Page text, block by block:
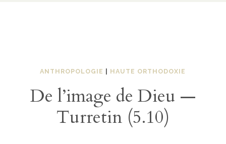
ANTHROPOLOGIE HAUTE ORTHODOXIE
De l’image de Dieu —
Turretin (5.10)